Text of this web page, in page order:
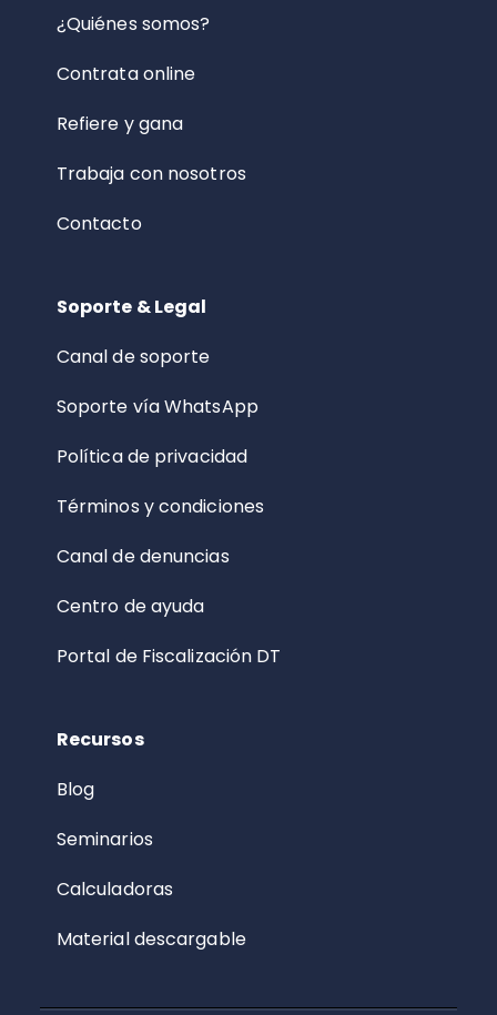
¿Quiénes somos?
Contrata online
Refiere y gana
Trabaja con nosotros
Contacto
Soporte & Legal
Canal de soporte
Soporte vía WhatsApp
Política de privacidad
Términos y condiciones
Canal de denuncias
Centro de ayuda
Portal de Fiscalización DT
Recursos
Blog
Seminarios
Calculadoras
Material descargable